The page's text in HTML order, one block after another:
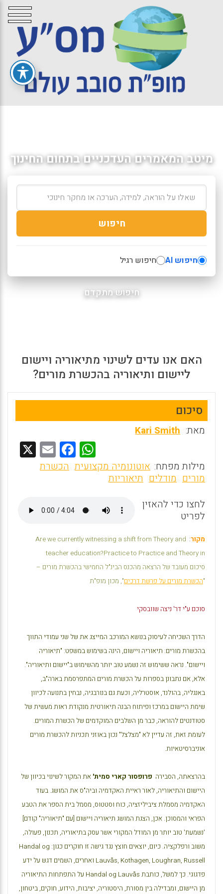
מיטב המאמרים העדכניים בתחום החינוך
חיפוש
חיפוש AI חיפוש רגיל
חיפוש מתקדם
האם אנו עדים לשינוי מתיאוריה ויישום
ליישום ותיאוריה בהכשרת מורים?
סיכום
מאת: Kari Smith
W
h
A
p
F
a
o
k
E
m מילות מפתח: אוטונומיה מקצועית הכשרת
מורים מודלים תיאוריות
לחצו כדי להאזין
לפריט
מקור:
Are we currently witnessing a shift from Theory and
Practice to Practice and Theory in
teacher education?
סיכום מעובד של הרצאה מהכנס הבינ"ל החמישי בהכשרת מורים –
"הכשרת מורים על פרשת דרכים", מכון מופ"ת
סוכם ע"י דר' ניצה שוובסקי
הדרך השכיחה לעיסוק בנושא המורכב המייצג את של שני עמודי התווך
בהכשרת מורים: תיאוריה ויישום, הינה בשימוש במשפט: "תיאוריה
ויישום". נראה ששימוש זה נשמע טוב יותר מהשימוש ב"יישום ותיאוריה".
אלא, אם נתבונן בספרות על הכשרת מורים המתפרסמת בארה"ב,
באנגליה, בהולנד, אוסטרליה, וכעת גם בנורבגיה, נבחין בתנועה לכיוון
שימת היישום במרכז ופיתוח הבנה תיאורטית מנקודת ראות מעשית של
סטודנטים להוראה, כבר מן השלבים המוקדמים של הכשרת המורים.
לעומת זאת, זה עדיין לא "מצלצל" נכון באוזני תכניות להכשרת מורים
אוניברסיטאיות.
בהרצאתה, הסבירה פרופסור קארי סמית' את המקור לשינוי בכיוון של
היישום והתיאוריה, לאור ראיית האקדמיה וביה"ס את המושג. בעוד
האקדמיה מסמלת ציביליזציה, כוח וסטטוס, מסמל בית הספר את הטבע
הפראי והמסוכן. אכן, הצגת המושג תיאוריה ויישום [עם "תיאוריה" קודם]
'נשמעת' טוב יותר מן המודל המקורי אשר עסק בתיאוריה, תכנון, פעולה,
משוב ורפלקציה. כיום, יוצאים חוצץ נגד גישה זו חוקרים כגון: Handal og
Lauvås, Kothagen, Loughran, Russell ואחרים, השמים דגש על ידע
פדגוגי. כך למשל, כותבת Handal og Lauvås על התפתחות התיאוריה
מן היישום, ומבדילה בין מסורת, היסטוריה, יציבות, הידוע, חוקים, ביטחון,